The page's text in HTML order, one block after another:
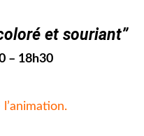
et souriant”
– 18h30